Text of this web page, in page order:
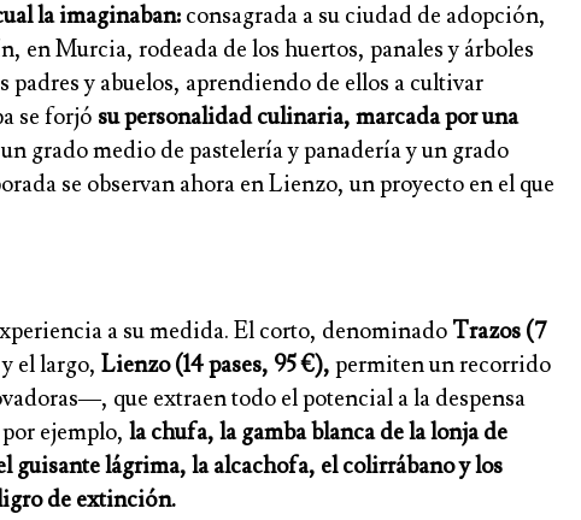
la imaginaban: consagrada a su ciudad de adopción,
en Murcia, rodeada de los huertos, panales y árboles
y abuelos, aprendiendo de ellos a cultivar
se forjó su personalidad culinaria, marcada por una
grado medio de pastelería y panadería y un grado
se observan ahora en Lienzo, un proyecto en el que
a su medida. El corto, denominado Trazos (7
y el largo, Lienzo (14 pases, 95 €), permiten un recorrido
que extraen todo el potencial a la despensa
ejemplo, la chufa, la gamba blanca de la lonja de
guisante lágrima, la alcachofa, el colirrábano y los
de extinción.